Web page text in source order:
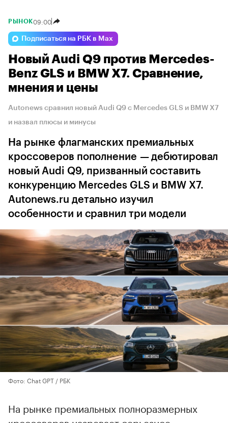
РЫНОК09:00
Подписаться на РБК в Max
Новый Audi Q9 против Mercedes-
Benz GLS и BMW X7. Сравнение,
мнения и цены
Autonews сравнил новый Audi Q9 с Mercedes GLS и BMW X7
и назвал плюсы и минусы
На рынке флагманских премиальных
кроссоверов пополнение — дебютировал
новый Audi Q9, призванный составить
конкуренцию Mercedes GLS и BMW X7.
Autonews.ru детально изучил
особенности и сравнил три модели
Фото: Chat GPT / РБК
На рынке премиальных полноразмерных